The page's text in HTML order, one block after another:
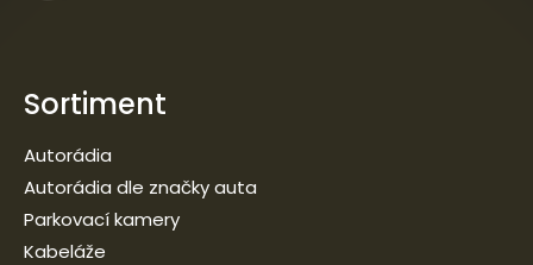
Sortiment
Autorádia
Autorádia dle značky auta
Parkovací kamery
Kabeláže